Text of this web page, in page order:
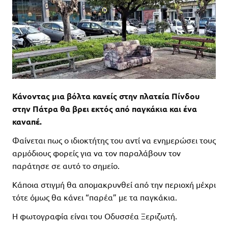
Κάνοντας μια βόλτα κανείς στην πλατεία Πίνδου
στην Πάτρα θα βρει εκτός από παγκάκια και ένα
καναπέ.
Φαίνεται πως ο ιδιοκτήτης του αντί να ενημερώσει τους
αρμόδιους φορείς για να τον παραλάβουν τον
παράτησε σε αυτό το σημείο.
Κάποια στιγμή θα απομακρυνθεί από την περιοχή μέχρι
τότε όμως θα κάνει “παρέα” με τα παγκάκια.
Η φωτογραφία είναι του Οδυσσέα Ξεριζωτή.